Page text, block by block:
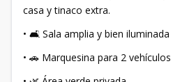
casa y tinaco extra.
• 🛋️ Sala amplia y bien iluminada
• 🚗 Marquesina para 2 vehículos